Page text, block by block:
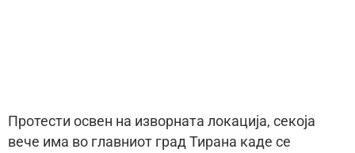
Протести освен на изворната локација, секоја
вече има во главниот град Тирана каде се